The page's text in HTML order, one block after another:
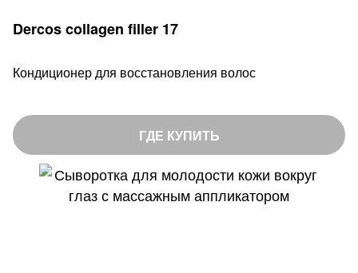
Dercos collagen filler 17
Кондиционер для восстановления волос
ГДЕ КУПИТЬ